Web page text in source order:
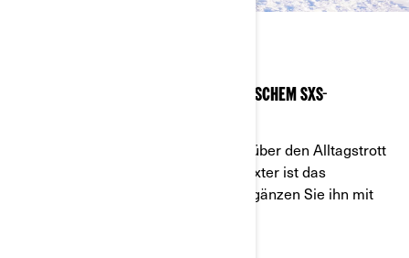
ERLEDIGEN SIE IHRE ARBEIT MIT PRAKTISCHEM SXS-
Er ist besonders robust, um Sie weit über den Alltagstrott
hinaus zu begleiten. Der Can-Am Traxter ist das
leistungsstärkste SxS aller Zeiten. Ergänzen Sie ihn mit